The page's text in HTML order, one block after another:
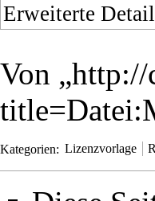
Erweiterte
Von „http://
Kategorien: Lizenzvorlage